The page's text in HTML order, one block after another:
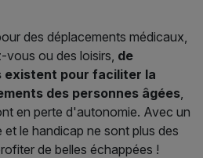
des déplacements médicaux,
ou des loisirs, de
existent pour faciliter la
des personnes âgées
en perte d'autonomie. Avec un
le handicap ne sont plus des
de belles échappées !